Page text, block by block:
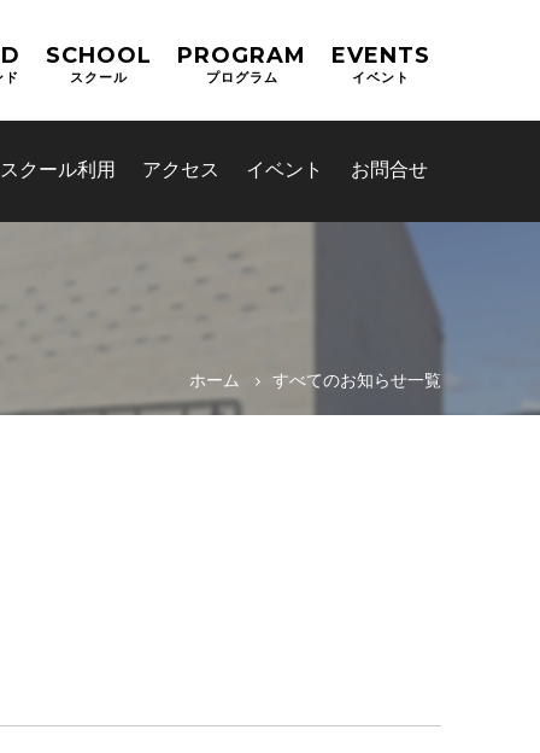
ド
SCHOOL
スクール
PROGRAM
プログラム
EVENTS
イベント
スクール利用 アクセス イベント お問合せ
ホーム すべてのお知らせ一覧